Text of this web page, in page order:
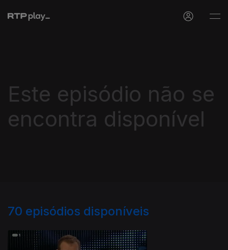
Este episódio não se
encontra disponível
70 episódios disponíveis